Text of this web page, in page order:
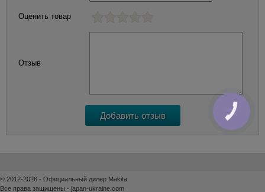
Оценить товар
Отзыв
© 2012-2026 - Официальный дилер Makita
Все права защищены - japan-ukraine.com
КНОПКА
ЗВ'ЯЗКУ